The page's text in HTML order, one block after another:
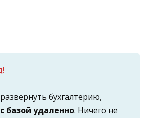
бухгалтерию,
базой удаленно. Ничего не